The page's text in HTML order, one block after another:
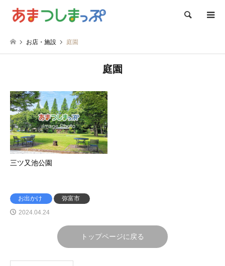
検索
お店・施設 庭園
庭園
三ツ又池公園
お出かけ
弥富市
2024.04.24
トップページに戻る